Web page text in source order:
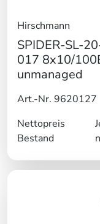
Hirschmann
SPIDER-SL-
017 8x10/
unmanaged
Art.-Nr. 9620127
Nettopreis
Bestand